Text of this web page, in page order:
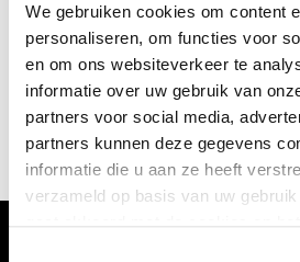
We gebruiken cookies om content
personaliseren, om functies voor
en om ons websiteverkeer te
informatie over uw gebruik van
partners voor social media,
partners kunnen deze gegevens
informatie die u aan ze heeft
verzameld op basis van uw
In de gemeente Hilversum zijn drie
met grote architectonische en
Sint Vituskerk, het gemeentehuis van
De gemeenten in het Gooiland blijven
hoogbouw, ter bescherming van de
er in de omgeving weinig hoogbouw is
voor dat de genoemde hoogbouw